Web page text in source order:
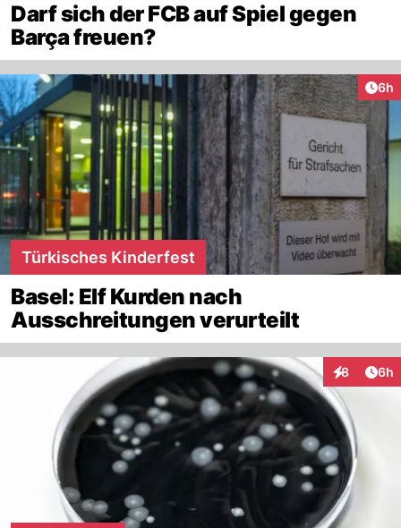
Darf sich der FCB auf Spiel gegen
Barça freuen?
6h
Türkisches Kinderfest
Basel: Elf Kurden nach
Ausschreitungen verurteilt
8 6h